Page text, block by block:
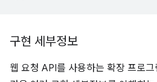
구현 세부정보
웹 요청 API를 사용하는 확장 프로